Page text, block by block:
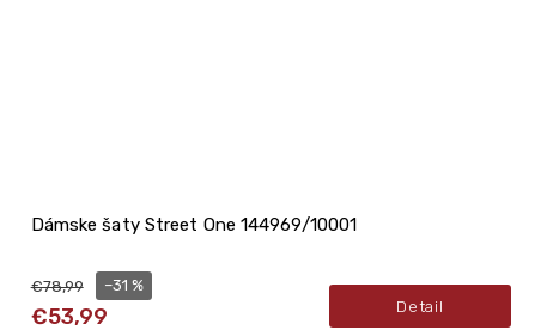
Dámske šaty Street One 144969/10001
€78,99
€53,99
–31 %
Detail